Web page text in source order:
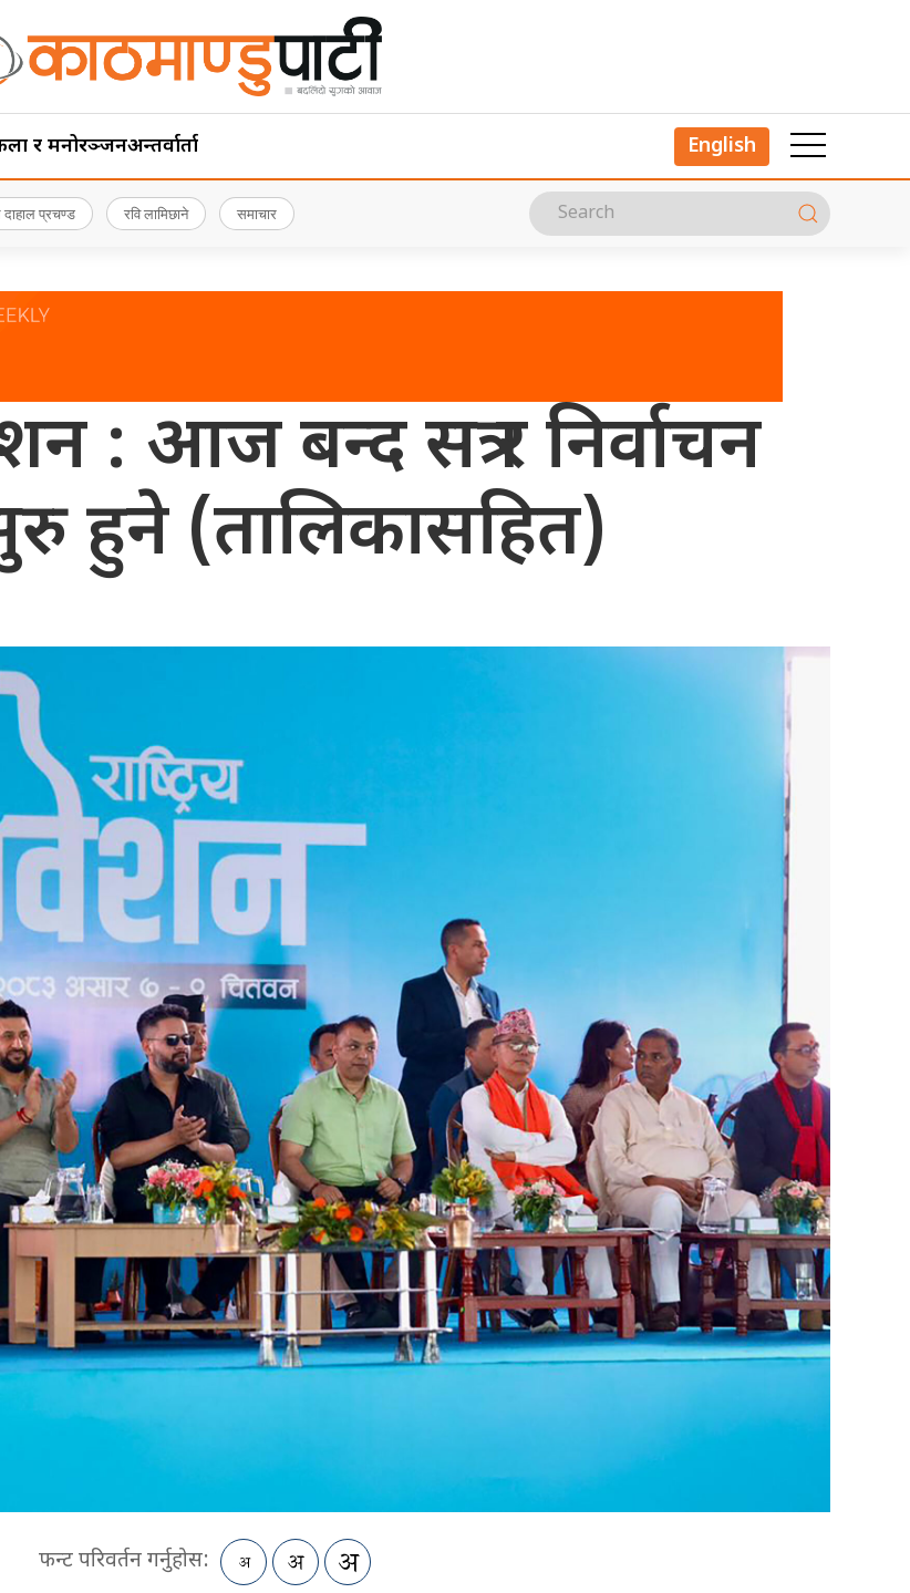
र मनोरञ्जनअन्तर्वार्ता English
प्रचण्ड रवि लामिछाने समाचार
: आज बन्द सत्र र निर्वाचन
हुने (तालिकासहित)
फन्ट परिवर्तन गर्नुहोस: